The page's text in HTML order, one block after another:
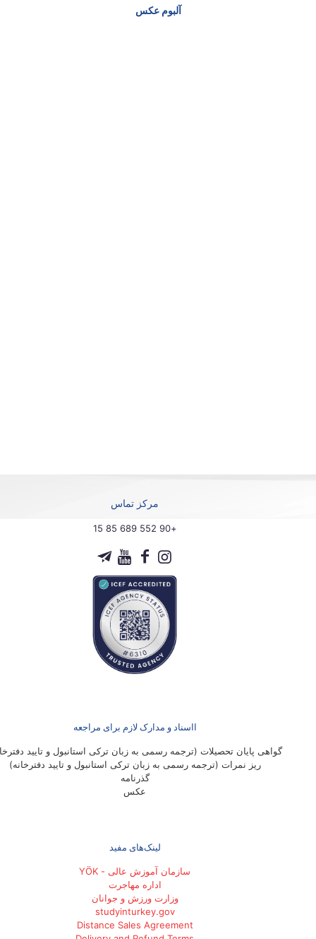
آلبوم عکس
مرکز تماس
+90 552 689 85 15
ااسناد و مدارک لازم برای مراجعه
گواهی پایان تحصیلات (ترجمه رسمی به زبان ترکی استانبول و تایید
ریز نمرات (ترجمه رسمی به زبان ترکی استانبول و تایید دفترخانه)
گذرنامه
عکس
لینک‌های مفید
سازمان آموزش عالی - YÖK
اداره مهاجرت
وزارت ورزش و جوانان
studyinturkey.gov
Distance Sales Agreement